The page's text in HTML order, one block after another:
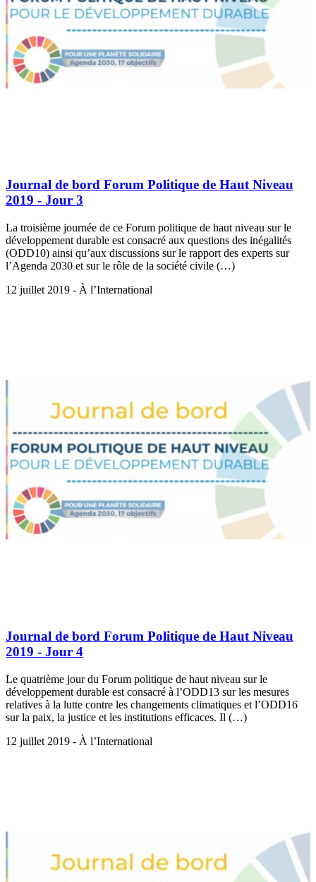
Journal de bord Forum Politique de Haut Niveau
2019 - Jour 3
La troisième journée de ce Forum politique de haut niveau sur le
développement durable est consacré aux questions des inégalités
(ODD10) ainsi qu’aux discussions sur le rapport des experts sur
l’Agenda 2030 et sur le rôle de la société civile (…)
12 juillet 2019 - À l’International
Journal de bord Forum Politique de Haut Niveau
2019 - Jour 4
Le quatrième jour du Forum politique de haut niveau sur le
développement durable est consacré à l’ODD13 sur les mesures
relatives à la lutte contre les changements climatiques et l’ODD16
sur la paix, la justice et les institutions efficaces. Il (…)
12 juillet 2019 - À l’International